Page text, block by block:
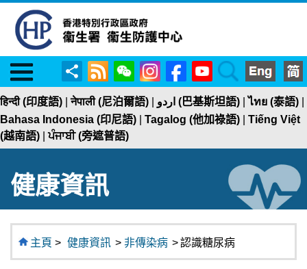
Menu
分
享
RSS WeChatInstagramFacebookYouTubeSearch
हिन्दी (印度語) |नेपाली (尼泊爾語) اردو (巴基斯坦語) |ไทย (泰語)
Bahasa Indonesia (印尼語)
Tagalog (他加祿語)
Tiếng Việt
(越南語) |ਪੰਜਾਬੀ (旁遮普語)
健康資訊
主頁 > 健康資訊 > 非傳染病 >認識糖尿病